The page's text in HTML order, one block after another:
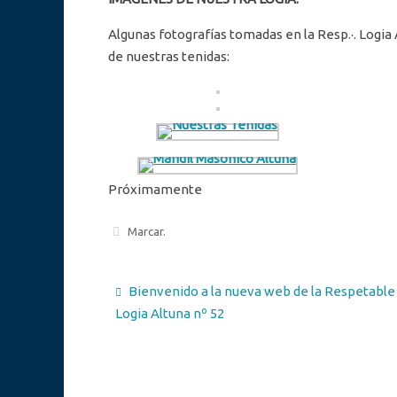
Algunas fotografías tomadas en la Resp.·. Logia
de nuestras tenidas:
Próximamente
Marcar.
Bienvenido a la nueva web de la Respetable
Logia Altuna nº 52